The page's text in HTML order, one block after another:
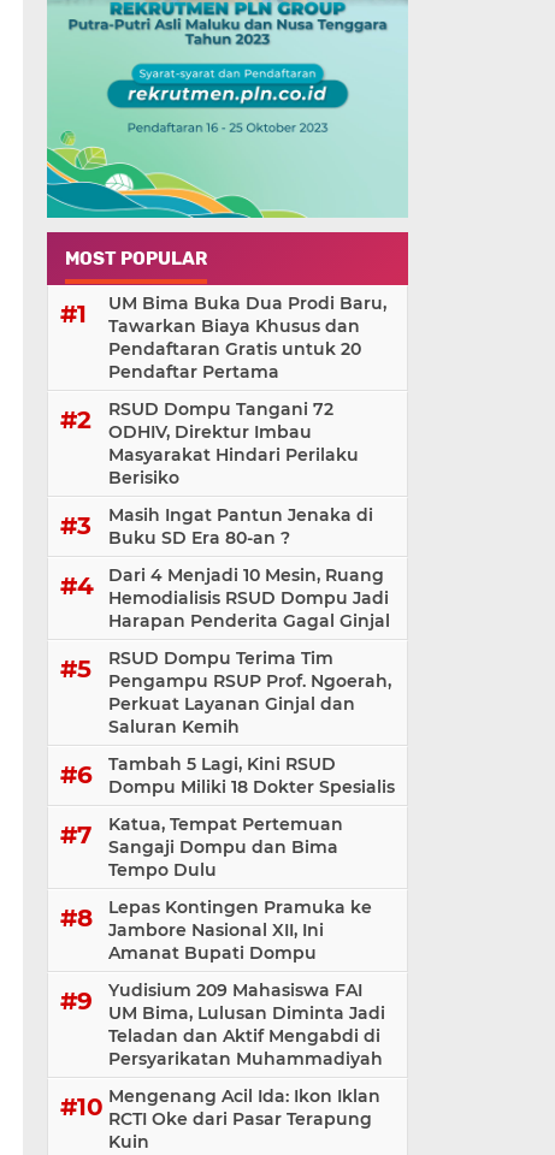
MOST POPULAR
UM Bima Buka Dua Prodi Baru,
Tawarkan Biaya Khusus dan
Pendaftaran Gratis untuk 20
Pendaftar Pertama
RSUD Dompu Tangani 72
ODHIV, Direktur Imbau
Masyarakat Hindari Perilaku
Berisiko
Masih Ingat Pantun Jenaka di
Buku SD Era 80-an ?
Dari 4 Menjadi 10 Mesin, Ruang
Hemodialisis RSUD Dompu Jadi
Harapan Penderita Gagal Ginjal
RSUD Dompu Terima Tim
Pengampu RSUP Prof. Ngoerah,
Perkuat Layanan Ginjal dan
Saluran Kemih
Tambah 5 Lagi, Kini RSUD
Dompu Miliki 18 Dokter Spesialis
Katua, Tempat Pertemuan
Sangaji Dompu dan Bima
Tempo Dulu
Lepas Kontingen Pramuka ke
Jambore Nasional XII, Ini
Amanat Bupati Dompu
Yudisium 209 Mahasiswa FAI
UM Bima, Lulusan Diminta Jadi
Teladan dan Aktif Mengabdi di
Persyarikatan Muhammadiyah
Mengenang Acil Ida: Ikon Iklan
RCTI Oke dari Pasar Terapung
Kuin